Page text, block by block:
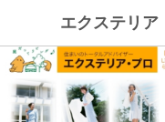
エクステリア